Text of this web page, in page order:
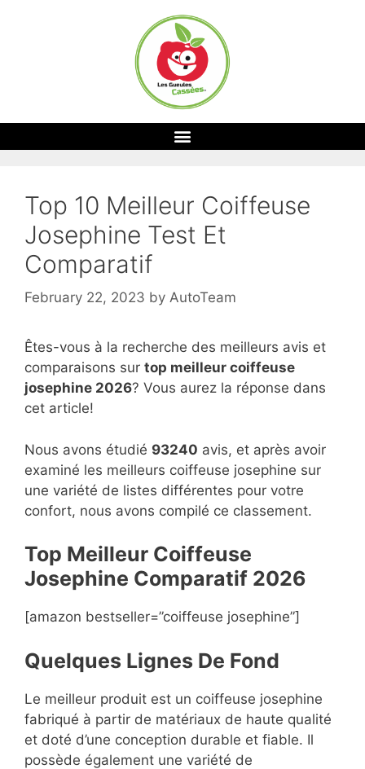
Top 10 Meilleur Coiffeuse
Josephine Test Et
Comparatif
February 22, 2023 by AutoTeam
Êtes-vous à la recherche des meilleurs avis et
comparaisons sur top meilleur coiffeuse
josephine 2026? Vous aurez la réponse dans
cet article!
Nous avons étudié 93240 avis, et après avoir
examiné les meilleurs coiffeuse josephine sur
une variété de listes différentes pour votre
confort, nous avons compilé ce classement.
Top Meilleur Coiffeuse
Josephine Comparatif 2026
[amazon bestseller=”coiffeuse josephine”]
Quelques Lignes De Fond
Le meilleur produit est un coiffeuse josephine
fabriqué à partir de matériaux de haute qualité
et doté d’une conception durable et fiable. Il
possède également une variété de